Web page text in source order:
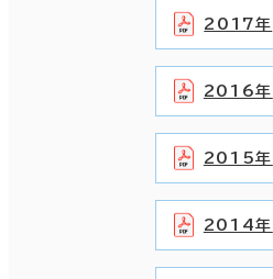
2017年
2016年
2015年
2014年